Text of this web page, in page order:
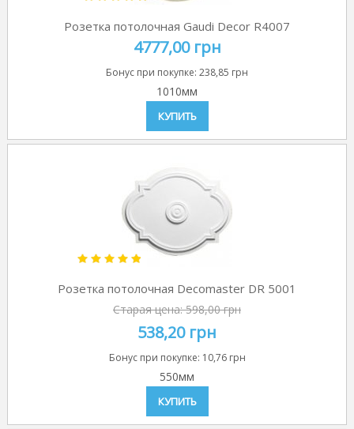
Розетка потолочная Gaudi Decor R4007
4777,00 грн
Бонус при покупке: 238,85 грн
1010мм
КУПИТЬ
Розетка потолочная Decomaster DR 5001
Старая цена:598,00 грн
538,20 грн
Бонус при покупке: 10,76 грн
550мм
КУПИТЬ